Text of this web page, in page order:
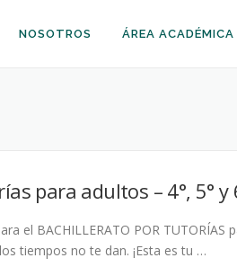
NOSOTROS ÁREA ACADÉMICA
para adultos – 4°, 5° y
el BACHILLERATO POR
tiempos no te dan. ¡Esta es tu …